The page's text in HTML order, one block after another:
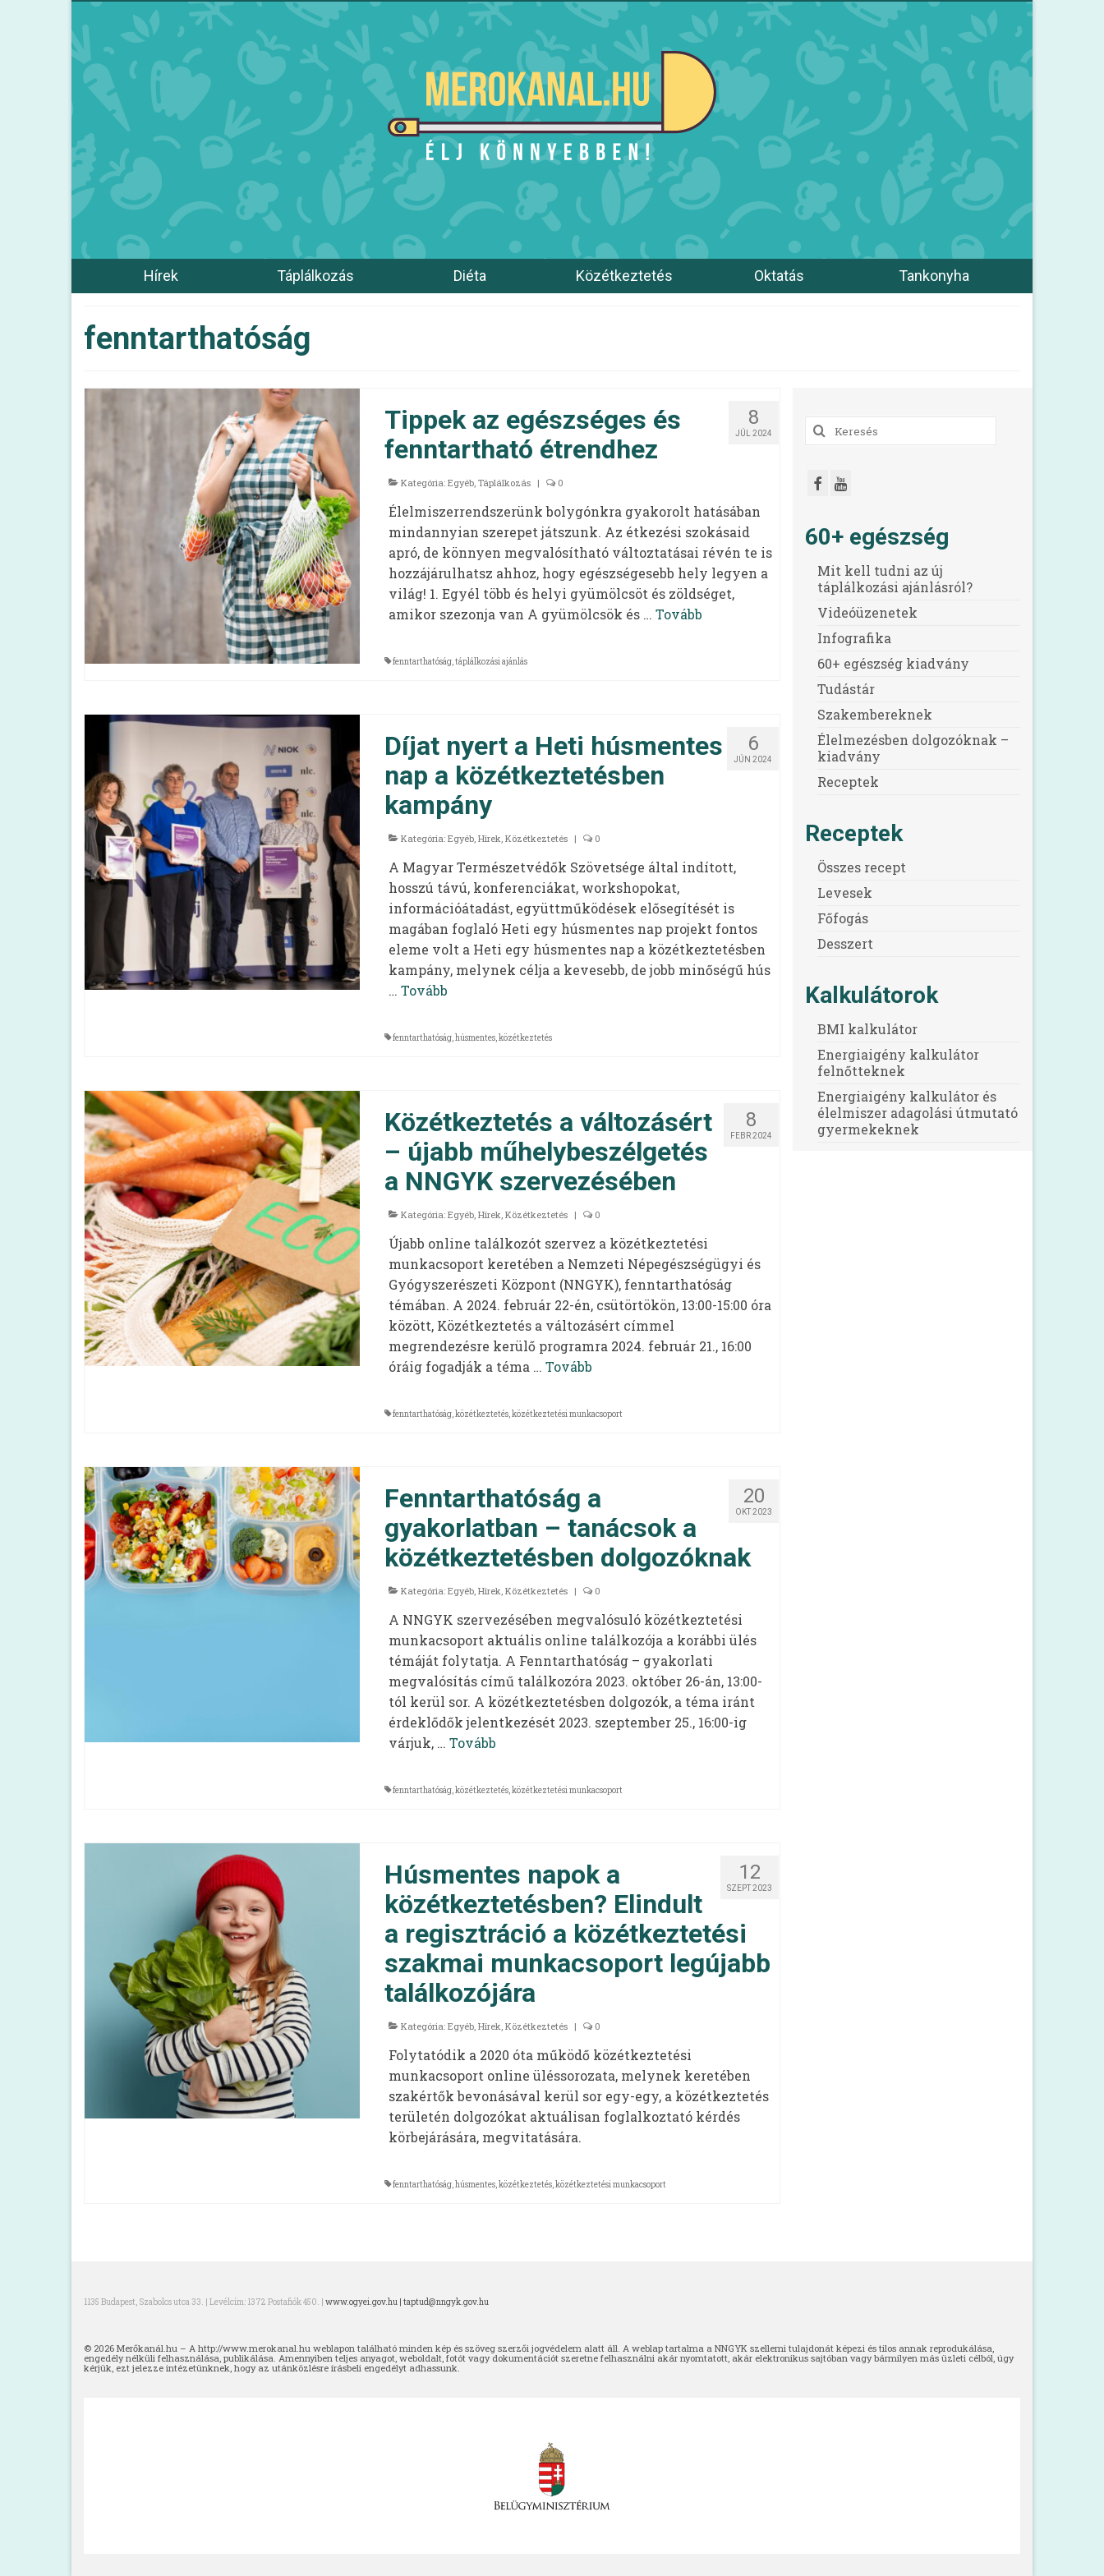
Hírek Táplálkozás Diéta Közétkeztetés Oktatás Tankonyha
fenntarthatóság
8
JÚL 2024
Tippek az egészséges és
fenntartható étrendhez
Kategória: Egyéb, Táplálkozás | 0
Élelmiszerrendszerünk bolygónkra gyakorolt hatásában
mindannyian szerepet játszunk. Az étkezési szokásaid
apró, de könnyen megvalósítható változtatásai révén te is
hozzájárulhatsz ahhoz, hogy egészségesebb hely legyen a
világ! 1. Egyél több és helyi gyümölcsöt és zöldséget,
amikor szezonja van A gyümölcsök és … Tovább
fenntarthatóság,táplálkozási ajánlás
6
JÚN 2024
Díjat nyert a Heti húsmentes
nap a közétkeztetésben
kampány
Kategória: Egyéb, Hírek, Közétkeztetés | 0
A Magyar Természetvédők Szövetsége által indított,
hosszú távú, konferenciákat, workshopokat,
információátadást, együttműködések elősegítését is
magában foglaló Heti egy húsmentes nap projekt fontos
eleme volt a Heti egy húsmentes nap a közétkeztetésben
kampány, melynek célja a kevesebb, de jobb minőségű hús
… Tovább
fenntarthatóság,húsmentes,közétkeztetés
8
FEBR 2024
Közétkeztetés a változásért
– újabb műhelybeszélgetés
a NNGYK szervezésében
Kategória: Egyéb, Hírek, Közétkeztetés | 0
Újabb online találkozót szervez a közétkeztetési
munkacsoport keretében a Nemzeti Népegészségügyi és
Gyógyszerészeti Központ (NNGYK), fenntarthatóság
témában. A 2024. február 22-én, csütörtökön, 13:00-15:00 óra
között, Közétkeztetés a változásért címmel
megrendezésre kerülő programra 2024. február 21., 16:00
óráig fogadják a téma … Tovább
fenntarthatóság,közétkeztetés,közétkeztetési munkacsoport
20
OKT 2023
Fenntarthatóság a
gyakorlatban – tanácsok a
közétkeztetésben dolgozóknak
Kategória: Egyéb, Hírek, Közétkeztetés | 0
A NNGYK szervezésében megvalósuló közétkeztetési
munkacsoport aktuális online találkozója a korábbi ülés
témáját folytatja. A Fenntarthatóság – gyakorlati
megvalósítás című találkozóra 2023. október 26-án, 13:00-
tól kerül sor. A közétkeztetésben dolgozók, a téma iránt
érdeklődők jelentkezését 2023. szeptember 25., 16:00-ig
várjuk, … Tovább
fenntarthatóság,közétkeztetés,közétkeztetési munkacsoport
12
SZEPT 2023
Húsmentes napok a
közétkeztetésben? Elindult
a regisztráció a közétkeztetési
szakmai munkacsoport legújabb
találkozójára
Kategória: Egyéb, Hírek, Közétkeztetés | 0
Folytatódik a 2020 óta működő közétkeztetési
munkacsoport online üléssorozata, melynek keretében
szakértők bevonásával kerül sor egy-egy, a közétkeztetés
területén dolgozókat aktuálisan foglalkoztató kérdés
körbejárására, megvitatására.
fenntarthatóság,húsmentes,közétkeztetés,közétkeztetési munkacsoport
Keresés
a
60+ egészség
Mit kell tudni az új
táplálkozási ajánlásról?
Videóüzenetek
Infografika
60+ egészség kiadvány
Tudástár
Szakembereknek
Élelmezésben dolgozóknak –
kiadvány
Receptek
Receptek
Összes recept
Levesek
Főfogás
Desszert
Kalkulátorok
BMI kalkulátor
Energiaigény kalkulátor
felnőtteknek
Energiaigény kalkulátor és
élelmiszer adagolási útmutató
gyermekeknek
1135 Budapest, Szabolcs utca 33. | Levélcím: 1372 Postafiók 450. | www.ogyei.gov.hu | taptud@nngyk.gov.hu
© 2026 Merőkanál.hu – A http://www.merokanal.hu weblapon található minden kép és szöveg szerzői jogvédelem alatt áll. A weblap tartalma a NNGYK szellemi tulajdonát képezi és tilos annak reprodukálása,
engedély nélküli felhasználása, publikálása. Amennyiben teljes anyagot, weboldalt, fotót vagy dokumentációt szeretne felhasználni akár nyomtatott, akár elektronikus sajtóban vagy bármilyen más üzleti célból, úgy
kérjük, ezt jelezze intézetünknek, hogy az utánközlésre írásbeli engedélyt adhassunk.